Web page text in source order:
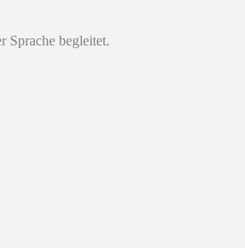
Sprache begleitet.